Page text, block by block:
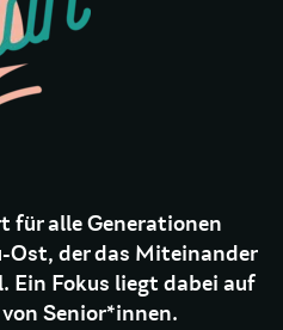
für alle Generationen
Ost, der das Miteinander
Ein Fokus liegt dabei auf
Senior*innen.